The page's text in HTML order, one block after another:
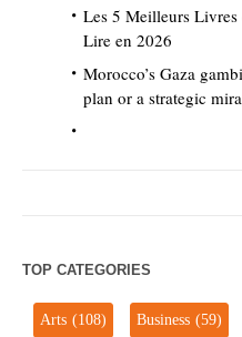
Les 5 Meilleurs Livres
Lire en 2026
Morocco’s Gaza
plan or a strategic
TOP CATEGORIES
Arts(108) Business(59)